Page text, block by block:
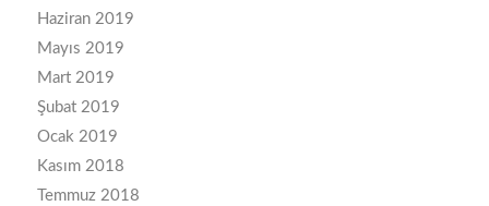
Haziran 2019
Mayıs 2019
Mart 2019
Şubat 2019
Ocak 2019
Kasım 2018
Temmuz 2018